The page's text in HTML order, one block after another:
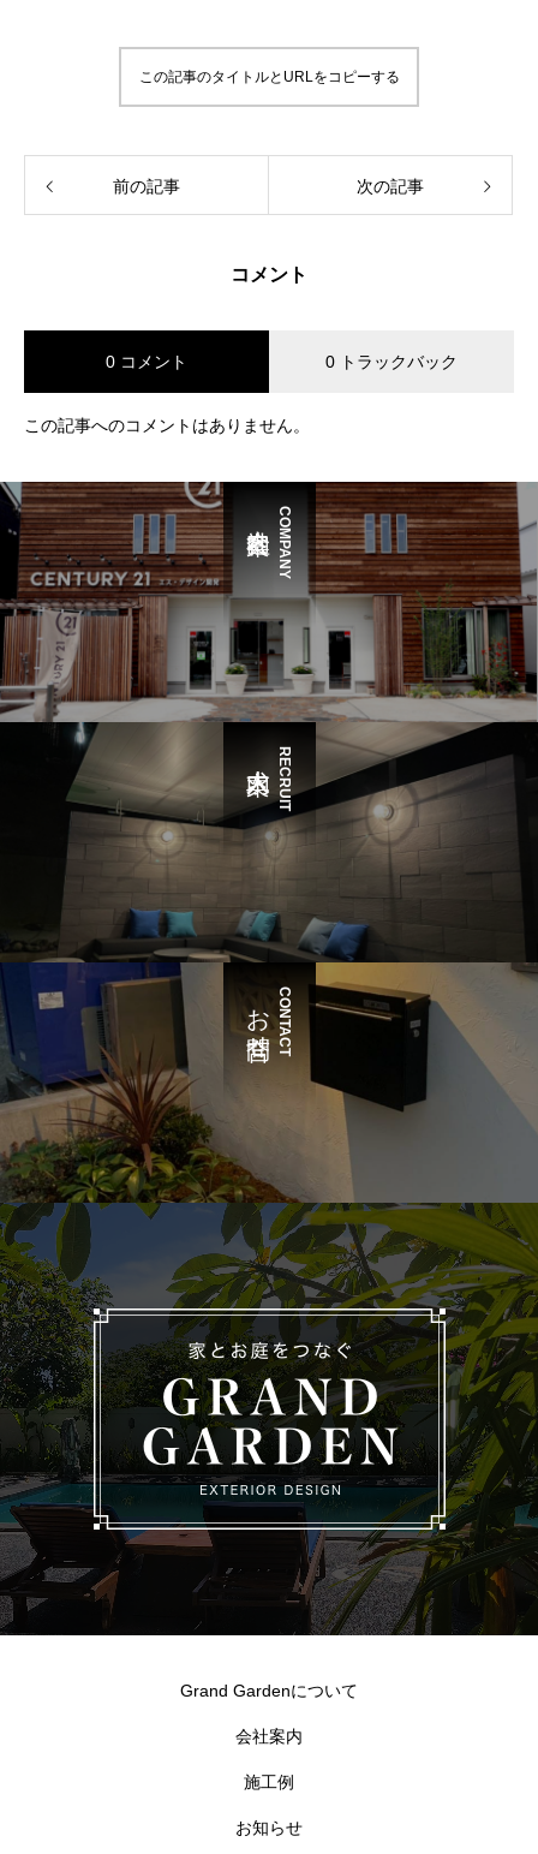
この記事のタイトルとURLをコピーする
前の記事 次の記事
コメント
0 コメント 0 トラックバック
この記事へのコメントはありません。
COMPANY
RECRUIT
CONTACT
お問合せ
Grand Gardenについて
会社案内
施工例
お知らせ